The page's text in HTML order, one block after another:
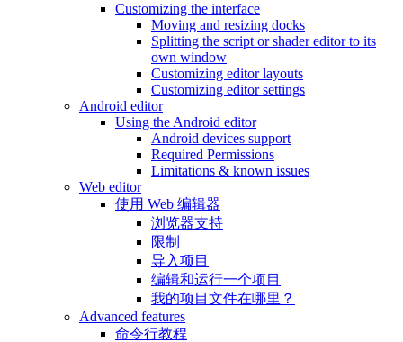
Customizing the interface
Moving and resizing docks
Splitting the script or shader editor to its
own window
Customizing editor layouts
Customizing editor settings
Android editor
Using the Android editor
Android devices support
Required Permissions
Limitations & known issues
Web editor
使用 Web 编辑器
浏览器支持
限制
导入项目
编辑和运行一个项目
我的项目文件在哪里？
Advanced features
命令行教程